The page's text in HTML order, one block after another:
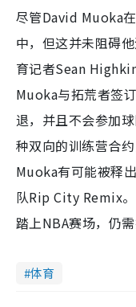
尽管David Muoka
中，但这并未阻碍
育记者Sean
Muoka与拓荒者签
退，并且不会参加
种双向的训练营合
Muoka有可能被释
队Rip City Remix
踏上NBA赛场，仍需
体育